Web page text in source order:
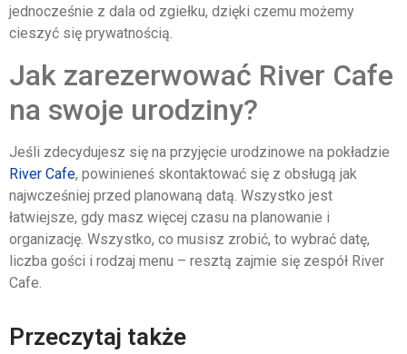
jednocześnie z dala od zgiełku, dzięki czemu możemy
cieszyć się prywatnością.
Jak zarezerwować River Cafe
na swoje urodziny?
Jeśli zdecydujesz się na przyjęcie urodzinowe na pokładzie
River Cafe, powinieneś skontaktować się z obsługą jak
najwcześniej przed planowaną datą. Wszystko jest
łatwiejsze, gdy masz więcej czasu na planowanie i
organizację. Wszystko, co musisz zrobić, to wybrać datę,
liczba gości i rodzaj menu – resztą zajmie się zespół River
Cafe.
Przeczytaj także